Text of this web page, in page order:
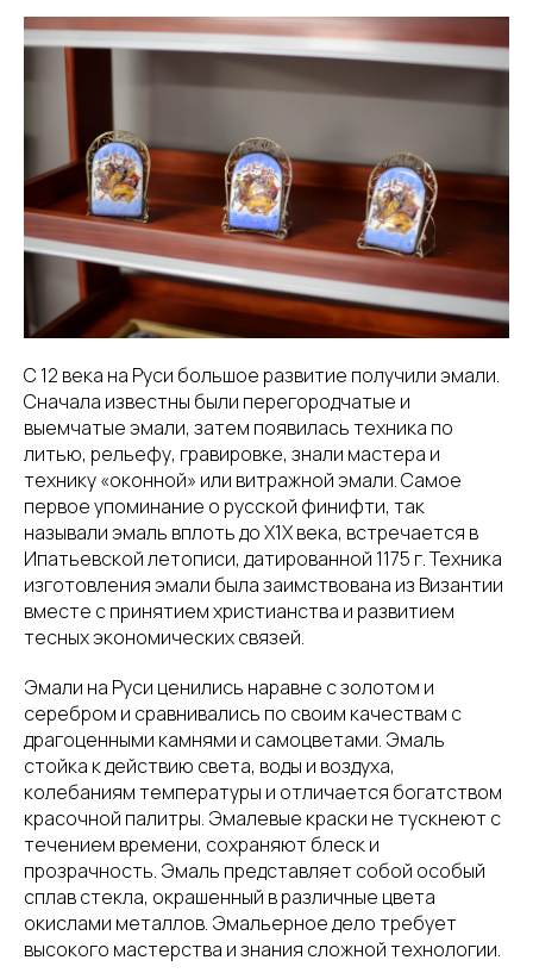
С 12 века на Руси большое развитие получили эмали.
Сначала известны были перегородчатые и
выемчатые эмали, затем появилась техника по
литью, рельефу, гравировке, знали мастера и
технику «оконной» или витражной эмали. Самое
первое упоминание о русской финифти, так
называли эмаль вплоть до Х1Х века, встречается в
Ипатьевской летописи, датированной 1175 г. Техника
изготовления эмали была заимствована из Византии
вместе с принятием христианства и развитием
тесных экономических связей.
Эмали на Руси ценились наравне с золотом и
серебром и сравнивались по своим качествам с
драгоценными камнями и самоцветами. Эмаль
стойка к действию света, воды и воздуха,
колебаниям температуры и отличается богатством
красочной палитры. Эмалевые краски не тускнеют с
течением времени, сохраняют блеск и
прозрачность. Эмаль представляет собой особый
сплав стекла, окрашенный в различные цвета
окислами металлов. Эмальерное дело требует
высокого мастерства и знания сложной технологии.